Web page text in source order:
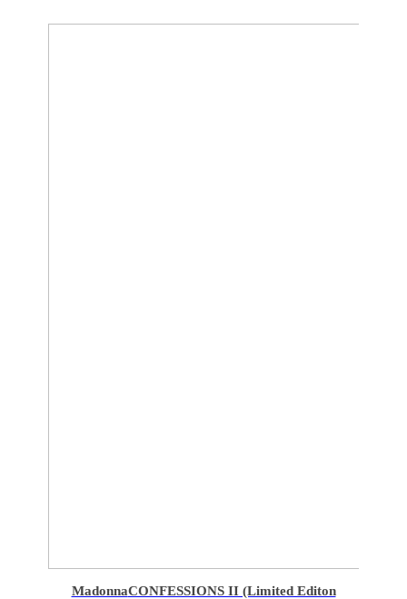
MadonnaCONFESSIONS II (Limited Editon